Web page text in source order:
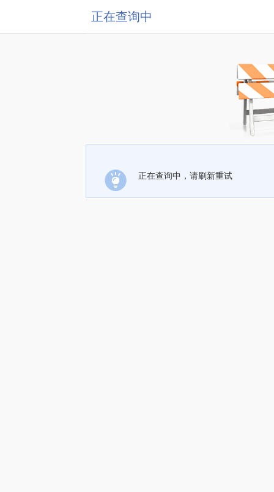
正在查询中
正在查询中，请刷新重试